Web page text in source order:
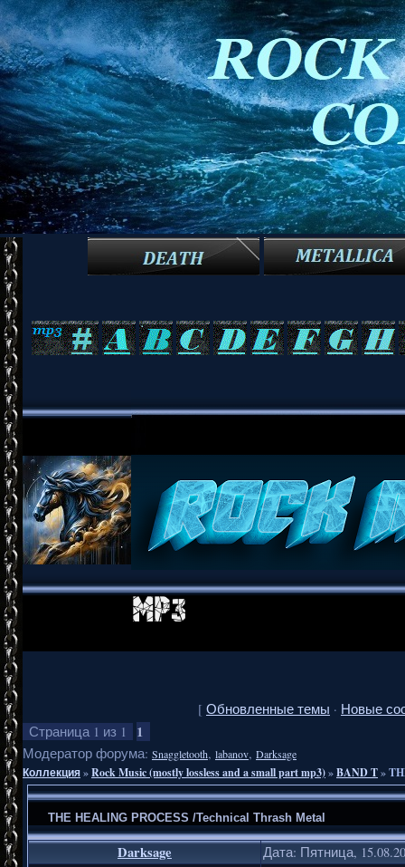
[ Обновленные темы · Новые
Страница 1 из 1 1
Модератор форума: Snaggletooth, labanov, Darksage
Коллекция»Rock Music (mostly lossless and a small part mp3)»BAND T»
THE HEALING PROCESS /Technical Thrash Metal
Darksage Дата: Пятница,